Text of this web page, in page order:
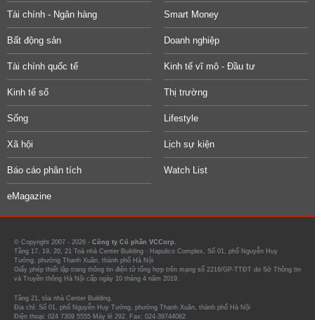
Tài chính - Ngân hàng Smart Money
Bất động sản Doanh nghiệp
Tài chính quốc tế Kinh tế vĩ mô - Đầu tư
Kinh tế số Thị trường
Sống Lifestyle
Xã hội Lịch sự kiện
Báo cáo phân tích Watch List
eMagazine
© Copyright 2007 - 2026 - Công ty Cổ phần VCCorp.
Tầng 17, 19, 20, 21 Toà nhà Center Building - Hapulico Complex, Số 01, phố Nguyễn Huy
Tưởng, phường Thanh Xuân, thành phố Hà Nội
Giấy phép thiết lập trang thông tin điện tử tổng hợp trên mạng số 2216/GP-TTĐT do Sở Thông tin
và Truyền thông Hà Nội cấp ngày 10 tháng 4 năm 2019.
Tầng 21, tòa nhà Center Building.
Địa chỉ: Số 01, phố Nguyễn Huy Tưởng, phường Thanh Xuân, thành phố Hà Nội
Điện thoại: 024 7309 5555 Máy lẻ 292. Fax: 024-39744082